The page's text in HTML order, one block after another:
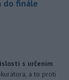
do finále
s určením
a to proti